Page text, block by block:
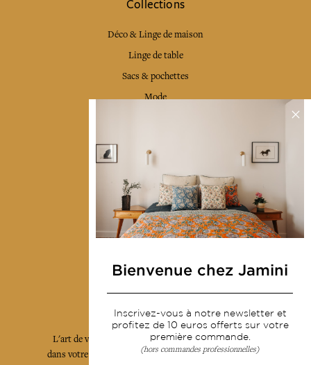
Collections
Déco & Linge de maison
Linge de table
Sacs & pochettes
Mode
Livraison & retour
CGV
Devenir revendeur
Notre communauté
L'art de vivre JAMINI raconté avec poésie et élégance
dans votre boîte mail. Inscrivez vous à notre newsletter
Bienvenue chez Jamini
Inscrivez-vous à notre newsletter et
profitez de 10 euros offerts sur votre
première commande.
(hors commandes professionnelles)